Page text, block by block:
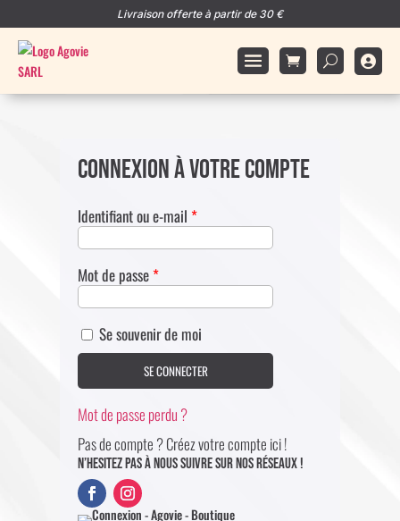
Livraison offerte à partir de 30 €

Connexion à votre compte
Identifiant ou e-mail *Obligatoire
Mot de passe *Obligatoire
Se souvenir de moi
SE CONNECTER
Mot de passe perdu ?
Pas de compte ? Créez votre compte ici !
N’hesitez pas à nous suivre sur nos réseaux !